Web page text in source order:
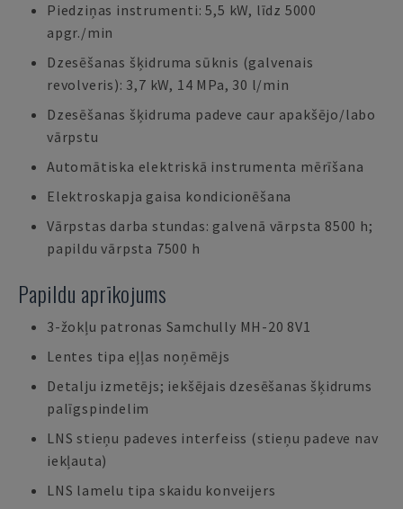
Piedziņas instrumenti: 5,5 kW, līdz 5000
apgr./min
Dzesēšanas šķidruma sūknis (galvenais
revolveris): 3,7 kW, 14 MPa, 30 l/min
Dzesēšanas šķidruma padeve caur apakšējo/labo
vārpstu
Automātiska elektriskā instrumenta mērīšana
Elektroskapja gaisa kondicionēšana
Vārpstas darba stundas: galvenā vārpsta 8500 h;
papildu vārpsta 7500 h
Papildu aprīkojums
3-žokļu patronas Samchully MH-20 8V1
Lentes tipa eļļas noņēmējs
Detalju izmetējs; iekšējais dzesēšanas šķidrums
palīgspindelim
LNS stieņu padeves interfeiss (stieņu padeve nav
iekļauta)
LNS lamelu tipa skaidu konveijers